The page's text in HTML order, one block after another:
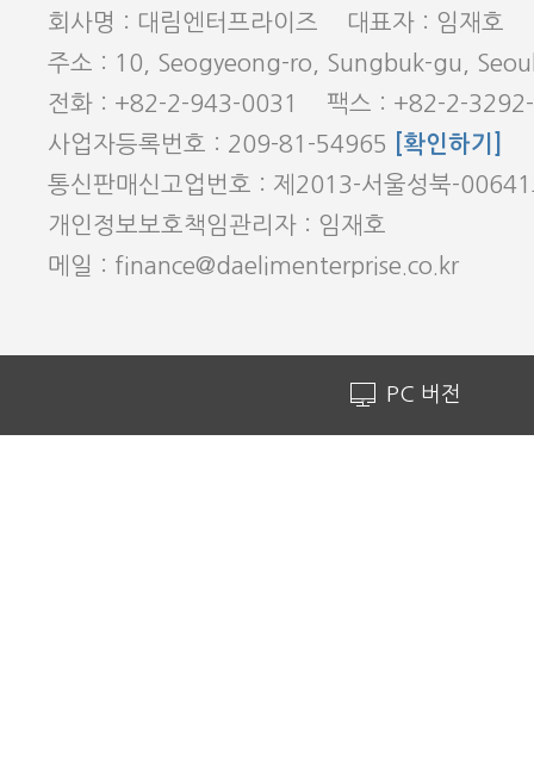
회사명 : 대림엔터프라이즈 대표자 : 임재호
주소 : 10, Seogyeong-ro, Sungbuk-gu,
전화 : +82-2-943-0031 팩스 : +82-2-
사업자등록번호 : 209-81-54965
[확인하기]
통신판매신고업번호 : 제2013-서울성북-
개인정보보호책임관리자 : 임재호
메일 : finance@daelimenterprise.co.kr
PC 버전